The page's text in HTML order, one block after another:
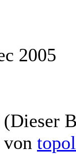
2005
(Dieser